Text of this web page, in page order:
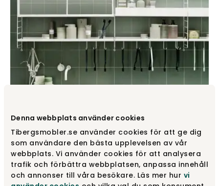
Denna webbplats använder cookies
Tibergsmobler.se använder cookies för att ge dig
som användare den bästa upplevelsen av vår
webbplats. Vi använder cookies för att analysera
trafik och förbättra webbplatsen, anpassa innehåll
och annonser till våra besökare. Läs mer hur vi
Badeværelset er husets lunger. Det er et rum til
afslapning og harmoni. Du kan skabe et
afslappende miljø i dit badeværelse med
opbevaring fra String. Lad dig inspirere af de
forskellige opbevaringsløsninger – med de
praktiske hylder, skuffer og tilbehør.